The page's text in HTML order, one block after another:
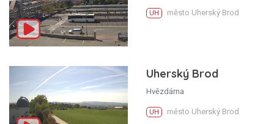
UH město Uherský Brod
Uherský Brod
Hvězdárna
UH město Uherský Brod